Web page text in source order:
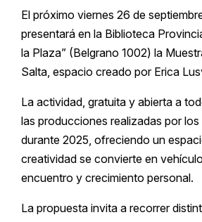
El próximo viernes 26 de
presentará en la Biblioteca
la Plaza” (Belgrano 1002) la
Salta, espacio creado por Erica
La actividad, gratuita y abierta a
las producciones realizadas por los
durante 2025, ofreciendo un
creatividad se convierte en
encuentro y crecimiento personal.
La propuesta invita a recorrer